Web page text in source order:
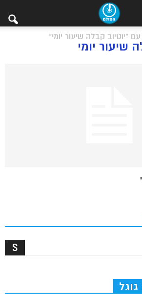
"יוטיוב קבלה שיעור יומי"
שיעור יומי